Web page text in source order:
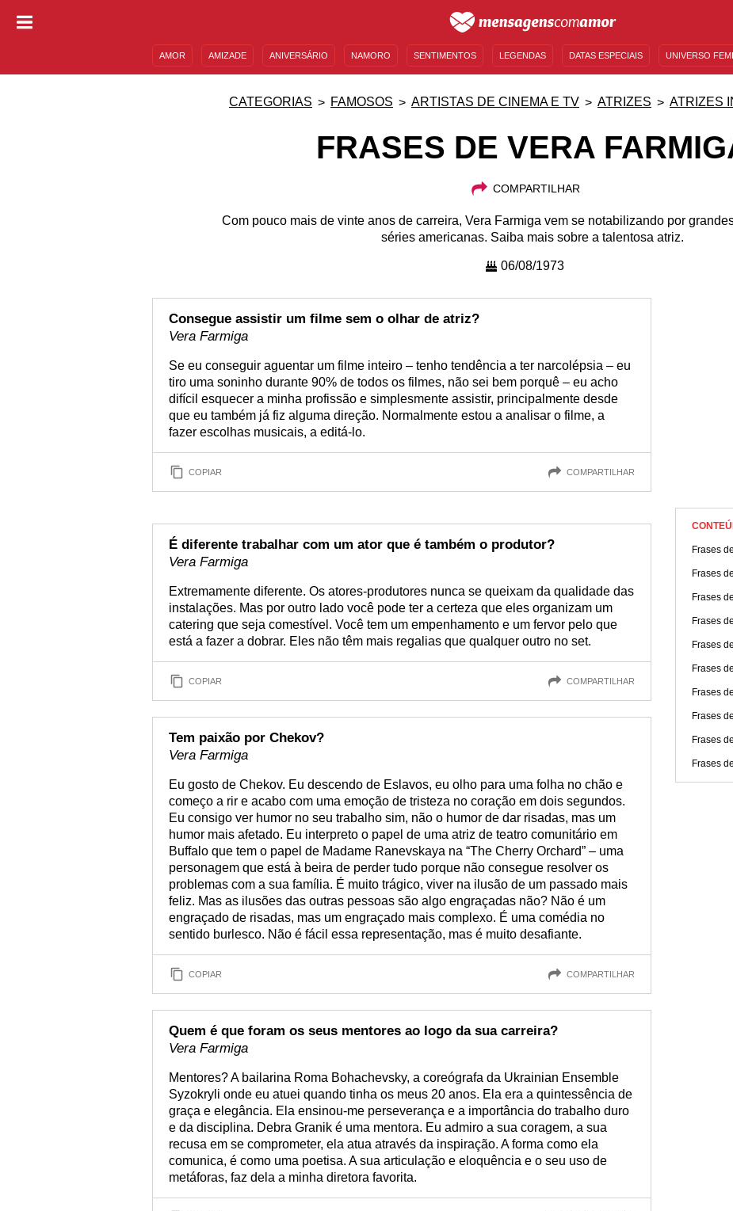
AMOR AMIZADE ANIVERSÁRIO NAMORO SENTIMENTOS LEGENDAS DATAS ESPECIAIS UNIVERSO
CATEGORIAS FAMOSOS ARTISTAS DE CINEMA E TV ATRIZES ATRIZES
FRASES DE VERA
COMPARTILHAR
Com pouco mais de vinte anos de carreira, Vera Farmiga vem se notabilizando por
séries americanas. Saiba mais sobre a talentosa atriz.
06/08/1973
Consegue assistir um filme sem o olhar de atriz?
Vera Farmiga
Se eu conseguir aguentar um filme inteiro – tenho tendência a ter narcolépsia – eu
tiro uma soninho durante 90% de todos os filmes, não sei bem porquê – eu acho
difícil esquecer a minha profissão e simplesmente assistir, principalmente desde
que eu também já fiz alguma direção. Normalmente estou a analisar o filme, a
fazer escolhas musicais, a editá-lo.
COPIAR COMPARTILHAR
É diferente trabalhar com um ator que é também o produtor?
Vera Farmiga
Extremamente diferente. Os atores-produtores nunca se queixam da qualidade das
instalações. Mas por outro lado você pode ter a certeza que eles organizam um
catering que seja comestível. Você tem um empenhamento e um fervor pelo que
está a fazer a dobrar. Eles não têm mais regalias que qualquer outro no set.
COPIAR COMPARTILHAR
Tem paixão por Chekov?
Vera Farmiga
Eu gosto de Chekov. Eu descendo de Eslavos, eu olho para uma folha no chão e
começo a rir e acabo com uma emoção de tristeza no coração em dois segundos.
Eu consigo ver humor no seu trabalho sim, não o humor de dar risadas, mas um
humor mais afetado. Eu interpreto o papel de uma atriz de teatro comunitário em
Buffalo que tem o papel de Madame Ranevskaya na “The Cherry Orchard” – uma
personagem que está à beira de perder tudo porque não consegue resolver os
problemas com a sua família. É muito trágico, viver na ilusão de um passado mais
feliz. Mas as ilusões das outras pessoas são algo engraçadas não? Não é um
engraçado de risadas, mas um engraçado mais complexo. É uma comédia no
sentido burlesco. Não é fácil essa representação, mas é muito desafiante.
COPIAR COMPARTILHAR
Quem é que foram os seus mentores ao logo da sua carreira?
Vera Farmiga
Mentores? A bailarina Roma Bohachevsky, a coreógrafa da Ukrainian Ensemble
Syzokryli onde eu atuei quando tinha os meus 20 anos. Ela era a quintessência de
graça e elegância. Ela ensinou-me perseverança e a importância do trabalho duro
e da disciplina. Debra Granik é uma mentora. Eu admiro a sua coragem, a sua
recusa em se comprometer, ela atua através da inspiração. A forma como ela
comunica, é como uma poetisa. A sua articulação e eloquência e o seu uso de
metáforas, faz dela a minha diretora favorita.
Frases
Frases
Frases
Frases
Frases
Frases
Frases
Frases
Frases
Frases